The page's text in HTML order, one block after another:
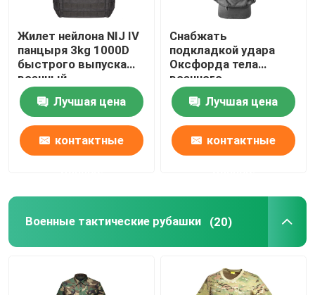
Жилет нейлона NIJ IV
панцыря 3kg 1000D
быстрого выпуска
военный
баллистический
Лучшая цена
контактные
Снабжать
подкладкой удара
Оксфорда тела
военного
тактического жилета
самозащитой NIJ IV
полный
Лучшая цена
контактные
Военные тактические рубашки (20)